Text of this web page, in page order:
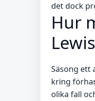
det dock
Hur
Säsong ett
kring
olika fall